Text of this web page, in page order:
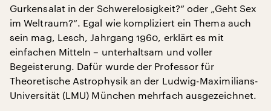
Gurkensalat in der Schwerelosigkeit?“ oder „Geht Sex
im Weltraum?“. Egal wie kompliziert ein Thema auch
sein mag, Lesch, Jahrgang 1960, erklärt es mit
einfachen Mitteln – unterhaltsam und voller
Begeisterung. Dafür wurde der Professor für
Theoretische Astrophysik an der Ludwig-Maximilians-
Universität (LMU) München mehrfach ausgezeichnet.